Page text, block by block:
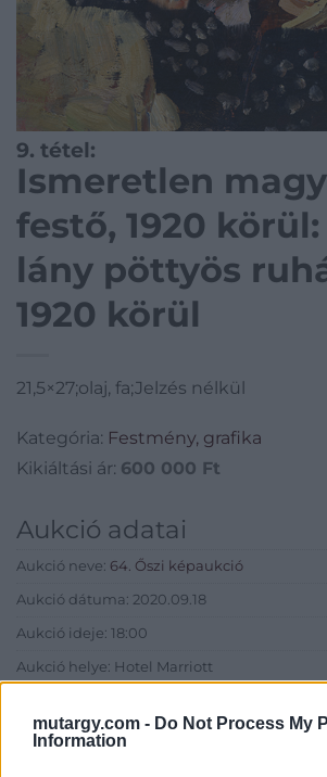
mutargy.com - Do Not Process My
Information
9. tétel:
Ismeretlen
festő, 1920 körül: Olvasó
lány pöttyös
1920 körül
21,5×27;olaj, fa;Jelzés nélkül
Kategória: Festmény, grafika
Kikiáltási ár: 600 000 Ft
Aukció adatai
Aukció neve: 64. Őszi képaukció
Aukció dátuma: 2020.09.18
Aukció ideje: 18:00
Aukció helye: Hotel Marriott